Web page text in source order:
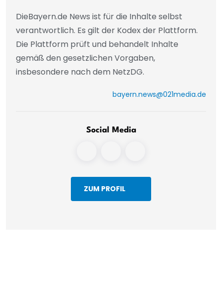
DieBayern.de News ist für die Inhalte selbst
verantwortlich. Es gilt der Kodex der Plattform.
Die Plattform prüft und behandelt Inhalte
gemäß den gesetzlichen Vorgaben,
insbesondere nach dem NetzDG.
bayern.news@021media.de
Social Media
ZUM PROFIL